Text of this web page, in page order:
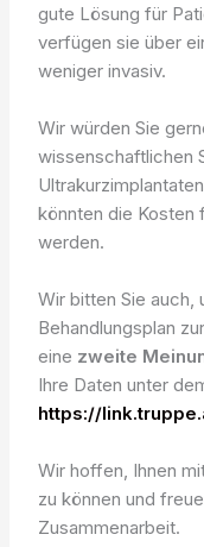
gute Lösung für
verfügen sie über
weniger invasiv.
Wir würden Sie
wissenschaftlichen
könnten die Kosten
werden.
Wir bitten Sie auch,
Behandlungsplan
eine zweite
Ihre Daten unter
https://
Wir hoffen, Ihnen
zu können und
Zusammenarbeit.